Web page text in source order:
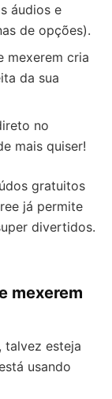
áudios e
de opções).
mexerem cria
da sua
no
mais quiser!
gratuitos
já permite
divertidos.
mexerem
talvez esteja
usando